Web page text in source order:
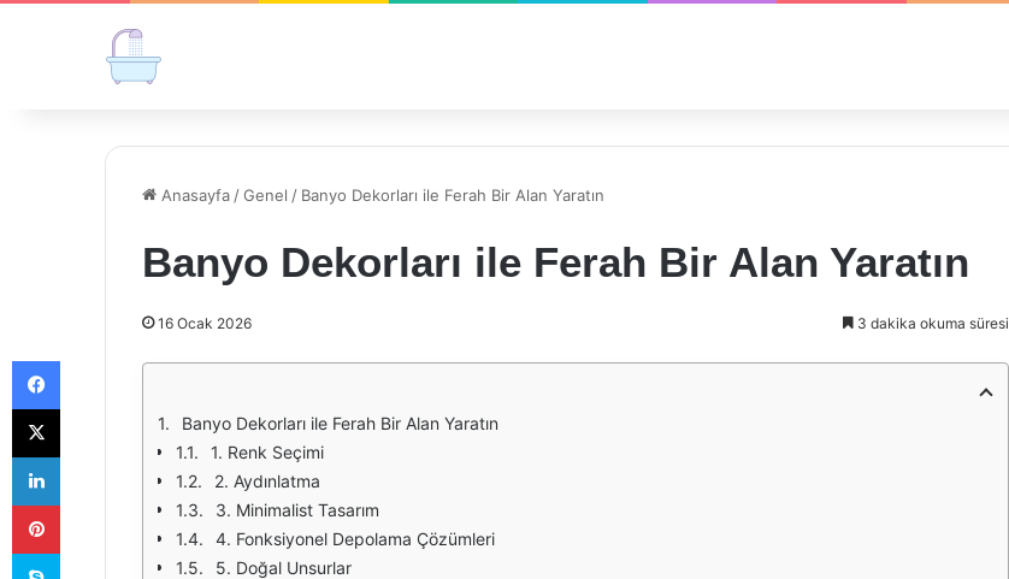
Anasayfa /Genel / Banyo Dekorları ile Ferah Bir Alan Yaratın
Banyo Dekorları ile Ferah Bir Alan Yaratın
16 Ocak 2026 3 dakika okuma süresi
Banyo Dekorları ile Ferah Bir Alan Yaratın
1. Renk Seçimi
2. Aydınlatma
3. Minimalist Tasarım
4. Fonksiyonel Depolama Çözümleri
5. Doğal Unsurlar
Facebook
X
LinkedIn
Pinterest
Skype